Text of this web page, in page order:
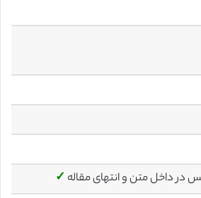
در داخل متن و انتهای مقاله ✓